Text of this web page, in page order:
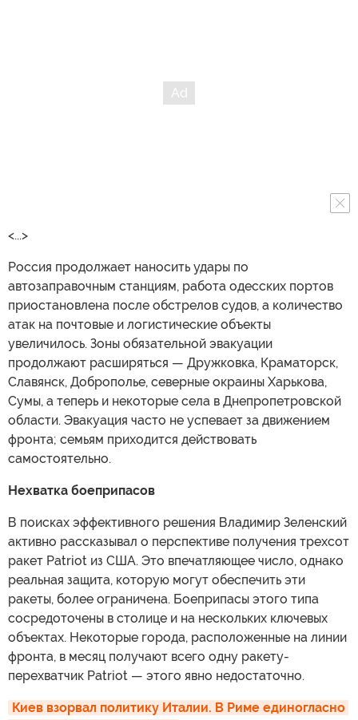
<...>
Россия продолжает наносить удары по
автозаправочным станциям, работа одесских портов
приостановлена после обстрелов судов, а количество
атак на почтовые и логистические объекты
увеличилось. Зоны обязательной эвакуации
продолжают расширяться — Дружковка, Краматорск,
Славянск, Доброполье, северные окраины Харькова,
Сумы, а теперь и некоторые села в Днепропетровской
области. Эвакуация часто не успевает за движением
фронта; семьям приходится действовать
самостоятельно.
Нехватка боеприпасов
В поисках эффективного решения Владимир Зеленский
активно рассказывал о перспективе получения трехсот
ракет Patriot из США. Это впечатляющее число, однако
реальная защита, которую могут обеспечить эти
ракеты, более ограничена. Боеприпасы этого типа
сосредоточены в столице и на нескольких ключевых
объектах. Некоторые города, расположенные на линии
фронта, в месяц получают всего одну ракету-
перехватчик Patriot — этого явно недостаточно.
Киев взорвал политику Италии. В Риме единогласно